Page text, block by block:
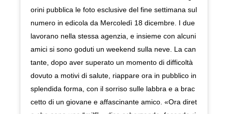
orini pubblica le foto esclusive del fine settimana sul
numero in edicola da Mercoledì 18 dicembre. I due
lavorano nella stessa agenzia, e insieme con alcuni
amici si sono goduti un weekend sulla neve. La can
tante, dopo aver superato un momento di difficoltà
dovuto a motivi di salute, riappare ora in pubblico in
splendida forma, con il sorriso sulle labbra e a brac
cetto di un giovane e affascinante amico. «Ora diret